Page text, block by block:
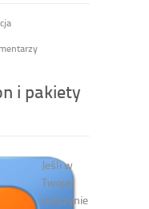
i pakiety
Jeśli w
Twojej
maszynie